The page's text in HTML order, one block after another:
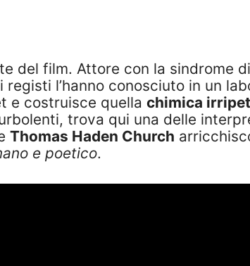
del film. Attore con la sindrome
l’hanno conosciuto in un
e costruisce quella chimica
trova qui una delle
Thomas Haden Church
e poetico.